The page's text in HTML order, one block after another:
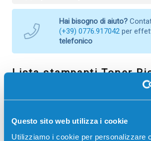
Questo sito web utilizza i cookie
Utilizziamo i cookie per personalizzare
Hai bisogno di aiuto?
(+39) 0776.917042 per
telefonico
Lista stampanti Toner